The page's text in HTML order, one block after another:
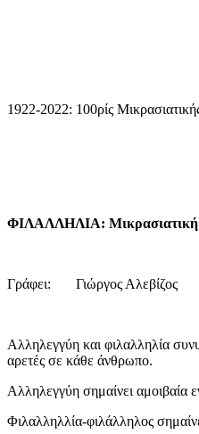
1922-2022: 100ρίς
ΦΙΛΑΛΛΗΛΙΑ:
Γράφει: Γιώργος Αλεβίζος
Αλληλεγγύη και φιλαλληλία
αρετές σε κάθε άνθρωπο.
Αλληλεγγύη σημαίνει αμοιβαία
Φιλαλληλλία-φιλάλληλος